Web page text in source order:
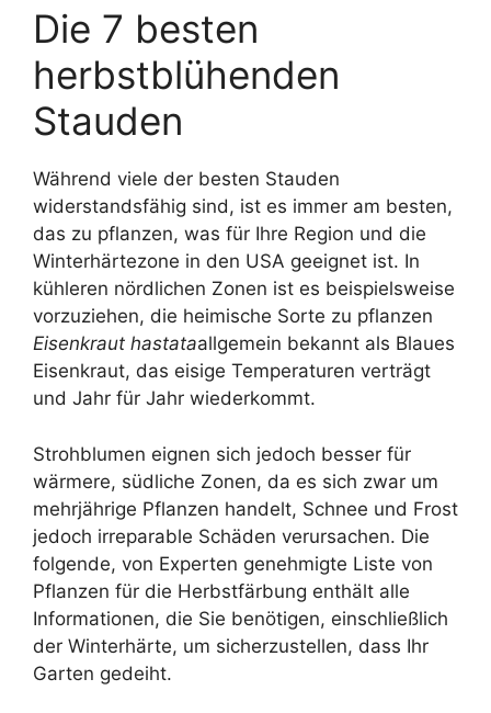
Die 7 besten
herbstblühenden
Stauden
Während viele der besten Stauden
widerstandsfähig sind, ist es immer am besten,
das zu pflanzen, was für Ihre Region und die
Winterhärtezone in den USA geeignet ist. In
kühleren nördlichen Zonen ist es beispielsweise
vorzuziehen, die heimische Sorte zu pflanzen
Eisenkraut hastataallgemein bekannt als Blaues
Eisenkraut, das eisige Temperaturen verträgt
und Jahr für Jahr wiederkommt.
Strohblumen eignen sich jedoch besser für
wärmere, südliche Zonen, da es sich zwar um
mehrjährige Pflanzen handelt, Schnee und Frost
jedoch irreparable Schäden verursachen. Die
folgende, von Experten genehmigte Liste von
Pflanzen für die Herbstfärbung enthält alle
Informationen, die Sie benötigen, einschließlich
der Winterhärte, um sicherzustellen, dass Ihr
Garten gedeiht.